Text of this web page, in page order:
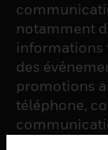
notamment
informations
des
promotions
téléphone,